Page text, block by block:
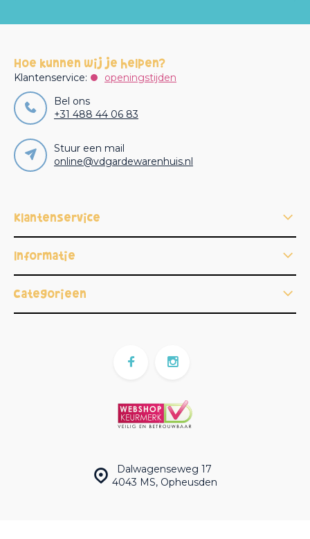
Hoe kunnen wij je helpen?
Klantenservice:
openingstijden
Bel ons
+31 488 44 06 83
Stuur een mail
online@vdgardewarenhuis.nl
Klantenservice
Informatie
Categorieën
Dalwagenseweg 17
4043 MS, Opheusden